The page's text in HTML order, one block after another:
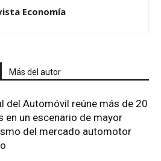
Economía
Más del autor
del Automóvil reúne más de 20
en un escenario de mayor
del mercado automotor